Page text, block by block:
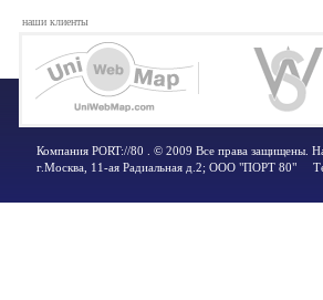
наши клиенты
Компания PORT://80 . © 2009 Все права защищены.
г.Москва 11-ая Радиальная д.2; ООО "ПОРТ 80"